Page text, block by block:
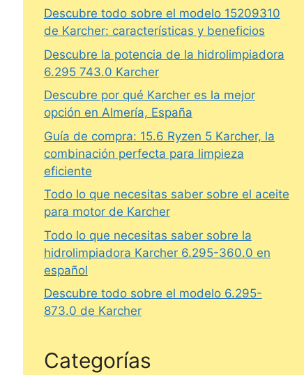
Descubre todo sobre el modelo 15209310
de Karcher: características y beneficios
Descubre la potencia de la hidrolimpiadora
6.295 743.0 Karcher
Descubre por qué Karcher es la mejor
opción en Almería, España
Guía de compra: 15.6 Ryzen 5 Karcher, la
combinación perfecta para limpieza
eficiente
Todo lo que necesitas saber sobre el aceite
para motor de Karcher
Todo lo que necesitas saber sobre la
hidrolimpiadora Karcher 6.295-360.0 en
español
Descubre todo sobre el modelo 6.295-
873.0 de Karcher
Categorías